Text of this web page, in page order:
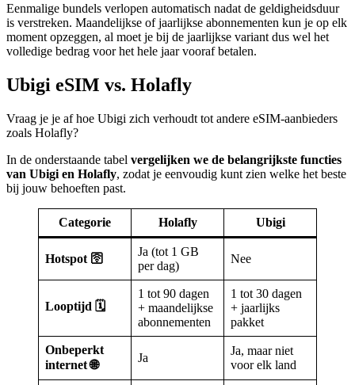
Eenmalige bundels verlopen automatisch nadat de geldigheidsduur
is verstreken. Maandelijkse of jaarlijkse abonnementen kun je op elk
moment opzeggen, al moet je bij de jaarlijkse variant dus wel het
volledige bedrag voor het hele jaar vooraf betalen.
Ubigi eSIM vs. Holafly
Vraag je je af hoe Ubigi zich verhoudt tot andere eSIM-aanbieders
zoals Holafly?
In de onderstaande tabel vergelijken we de belangrijkste functies
van Ubigi en Holafly, zodat je eenvoudig kunt zien welke het beste
bij jouw behoeften past.
Categorie Holafly Ubigi
Hotspot 🛜
Ja (tot 1 GB
per dag)
Nee
Looptijd 🗓️
1 tot 90 dagen
+ maandelijkse
abonnementen
1 tot 30 dagen
+ jaarlijks
pakket
Onbeperkt
internet 🌐
Ja
Ja, maar niet
voor elk land